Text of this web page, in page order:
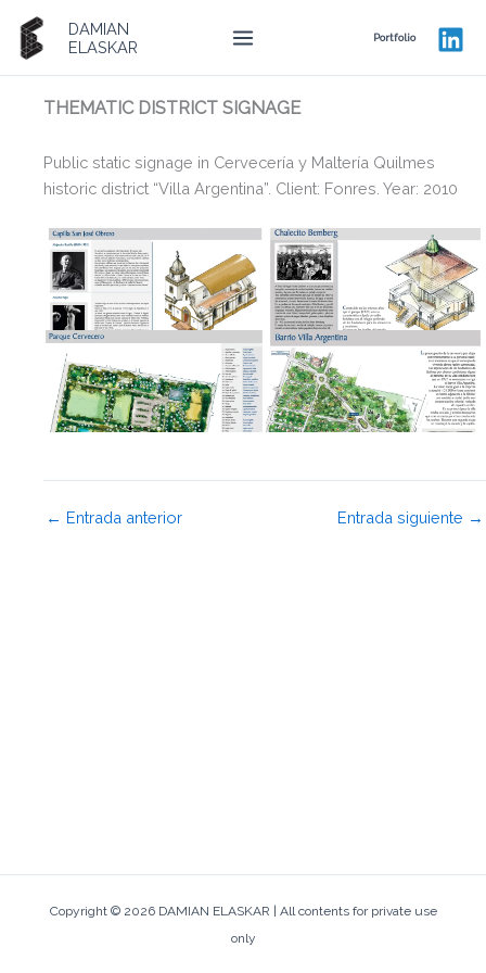
contenido
DAMIAN
ELASKAR
Portfolio
THEMATIC DISTRICT SIGNAGE
Public static signage in Cervecería y Maltería Quilmes
historic district “Villa Argentina”. Client: Fonres. Year: 2010
← Entrada anterior Entrada siguiente →
Copyright © 2026 DAMIAN ELASKAR | All contents for private use
only